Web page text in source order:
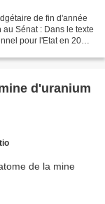
de fin d'année
Sénat : Dans le texte
pour l'Etat en 2010
d'uranium